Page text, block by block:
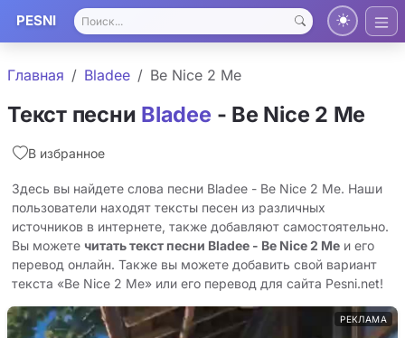
PESNI
Главная Bladee Be Nice 2 Me
Текст песни Bladee - Be Nice 2 Me
В избранное
Здесь вы найдете слова песни Bladee - Be Nice 2 Me. Наши
пользователи находят тексты песен из различных
источников в интернете, также добавляют самостоятельно.
Вы можете читать текст песни Bladee - Be Nice 2 Me и его
перевод онлайн. Также вы можете добавить свой вариант
текста «Be Nice 2 Me» или его перевод для сайта Pesni.net!
РЕКЛАМА